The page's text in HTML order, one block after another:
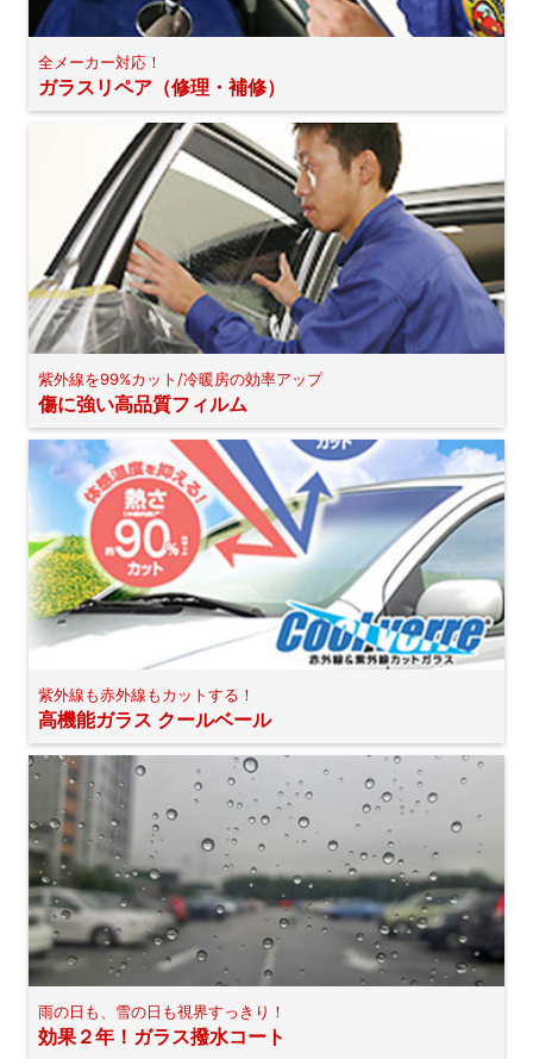
全メーカー対応！
ガラスリペア（修理・補修）
紫外線を99%カット/冷暖房の効率アップ
傷に強い高品質フィルム
紫外線も赤外線もカットする！
高機能ガラス クールベール
雨の日も、雪の日も視界すっきり！
効果２年！ガラス撥水コート